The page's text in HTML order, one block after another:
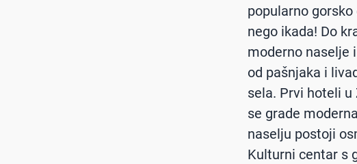
popularno
nego ikada! Do
moderno naselje
od pašnjaka i
sela. Prvi hoteli
se grade
naselju postoji
Kulturni centar s